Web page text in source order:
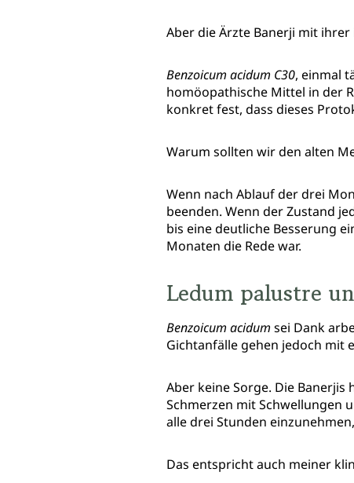
Aber die Ärzte Banerji mit
Benzoicum acidum C30, einmal
homöopathische Mittel in der
konkret fest, dass dieses
Warum sollten wir den alten
Wenn nach Ablauf der drei
beenden. Wenn der Zustand
bis eine deutliche Besserung
Monaten die Rede war.
Ledum palustre
Benzoicum acidum sei Dank
Gichtanfälle gehen jedoch mit
Aber keine Sorge. Die
Schmerzen mit Schwellungen
alle drei Stunden
Das entspricht auch meiner